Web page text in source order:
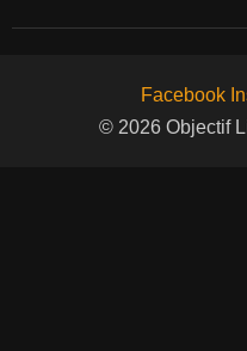
Facebook
© 2026 Objectif